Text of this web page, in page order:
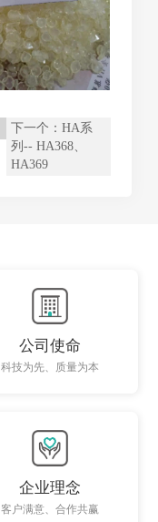
下一个：HA系
列-- HA368、
HA369
公司使命
科技为先、质量为本
企业理念
客户满意、合作共赢